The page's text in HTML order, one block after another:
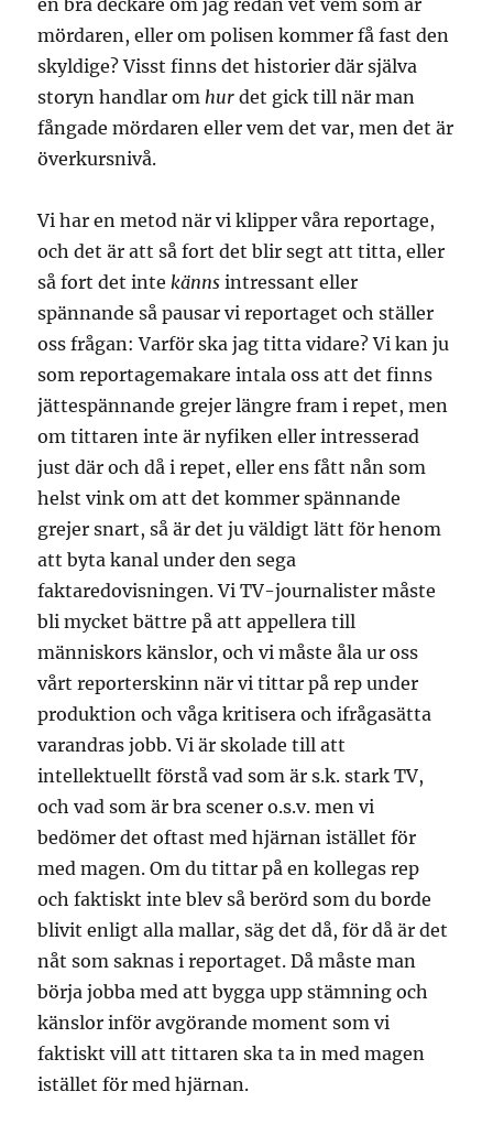
en bra deckare om jag redan vet vem som är
mördaren, eller om polisen kommer få fast den
skyldige? Visst finns det historier där själva
storyn handlar omhur det gick till när man
fångade mördaren eller vem det var, men det är
överkursnivå.
Vi har en metod när vi klipper våra reportage,
och det är att så fort det blir segt att titta, eller
så fort det intekänns intressant eller
spännande så pausar vi reportaget och ställer
oss frågan: Varför ska jag titta vidare? Vi kan ju
som reportagemakare intala oss att det finns
jättespännande grejer längre fram i repet, men
om tittaren inte är nyfiken eller intresserad
just där och då i repet, eller ens fått nån som
helst vink om att det kommer spännande
grejer snart, så är det ju väldigt lätt för henom
att byta kanal under den sega
faktaredovisningen. Vi TV-journalister måste
bli mycket bättre på att appellera till
människors känslor, och vi måste åla ur oss
vårt reporterskinn när vi tittar på rep under
produktion och våga kritisera och ifrågasätta
varandras jobb. Vi är skolade till att
intellektuellt förstå vad som är s.k. stark TV,
och vad som är bra scener o.s.v. men vi
bedömer det oftast med hjärnan istället för
med magen. Om du tittar på en kollegas rep
och faktiskt inte blev så berörd som du borde
blivit enligt alla mallar, säg det då, för då är det
nåt som saknas i reportaget. Då måste man
börja jobba med att bygga upp stämning och
känslor inför avgörande moment som vi
faktiskt vill att tittaren ska ta in med magen
istället för med hjärnan.